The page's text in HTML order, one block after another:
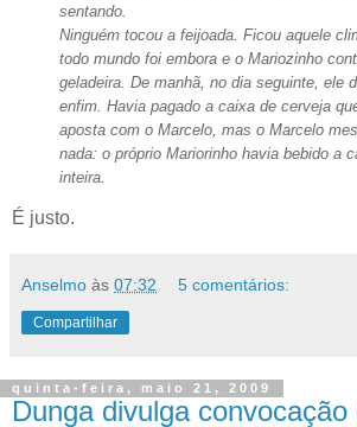
sentando.
Ninguém tocou a feijoada. Ficou aquele
todo mundo foi embora e o Mariozinho
geladeira. De manhã, no dia seguinte, ele
enfim. Havia pagado a caixa de cerveja
aposta com o Marcelo, mas o Marcelo
nada: o próprio Mariorinho havia bebido a
inteira.
É justo.
Anselmo às 07:32 5 comentários:
Compartilhar
quinta-feira, maio 21, 2009
Dunga divulga